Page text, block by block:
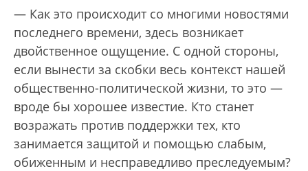
— Как это происходит со многими новостями
последнего времени, здесь возникает
двойственное ощущение. С одной стороны,
если вынести за скобки весь контекст нашей
общественно-политической жизни, то это —
вроде бы хорошее известие. Кто станет
возражать против поддержки тех, кто
занимается защитой и помощью слабым,
обиженным и несправедливо преследуемым?